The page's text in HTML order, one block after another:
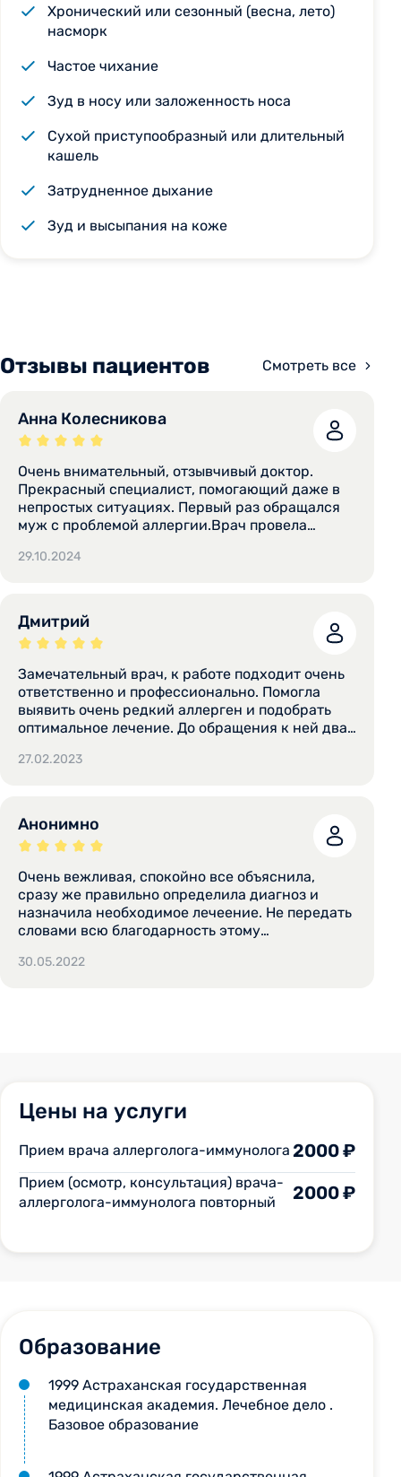
Хронический или сезонный (весна, лето)
насморк
Частое чихание
Зуд в носу или заложенность носа
Сухой приступообразный или длительный
кашель
Затрудненное дыхание
Зуд и высыпания на коже
Отзывы пациентов Смотреть все
Анна Колесникова
Очень внимательный, отзывчивый доктор.
Прекрасный специалист, помогающий даже в
непростых ситуациях. Первый раз обращался
муж с проблемой аллергии.Врач провела
не думали. Дала нужные рекомендации и
Обращалась я и сама к Елене Михайловне, но
уже как к иммунологу. Она поддержала и очень
помогла восстановить иммунитет и справиться
с постковидным синдромом. Спасибо
огромное за ваш труд и внимание.
29.10.2024
Дмитрий
Замечательный врач, к работе подходит очень
ответственно и профессионально. Помогла
выявить очень редкий аллерген и подобрать
оптимальное лечение. До обращения к ней два
безрезультатно. Приятно общается и старается
27.02.2023
Анонимно
Очень вежливая, спокойно все объяснила,
сразу же правильно определила диагноз и
назначила необходимое лечеение. Не передать
словами всю благодарность этому
профессионалу.
30.05.2022
Цены на услуги
Прием врача аллерголога-иммунолога 2000 ₽
Прием (осмотр, консультация) врача-
аллерголога-иммунолога повторный
2000 ₽
Образование
1999 Астраханская государственная
медицинская академия. Лечебное дело .
Базовое образование